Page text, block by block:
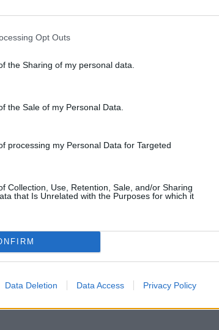
Opt Outs
the Sharing of my personal data.
the Sale of my Personal Data.
processing my Personal Data for Targeted
Collection, Use, Retention, Sale, and/or Sharing
that Is Unrelated with the Purposes for which it
Data Deletion Data Access Privacy Policy